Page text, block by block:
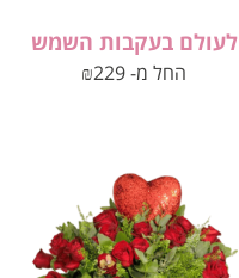
לעולם בעקבות השמש
החל מ- ₪229